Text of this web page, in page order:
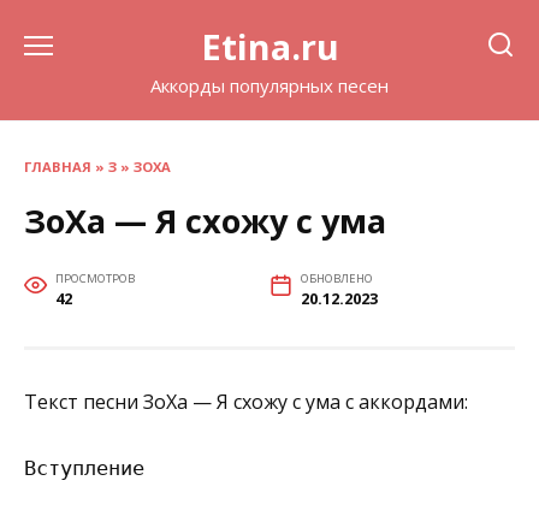
Etina.ru
Аккорды популярных песен
ГЛАВНАЯ » З » ЗОХА
ЗоХа — Я схожу с ума
ПРОСМОТРОВ
42
ОБНОВЛЕНО
20.12.2023
Текст песни ЗоХа — Я схожу с ума с аккордами:
Вступление